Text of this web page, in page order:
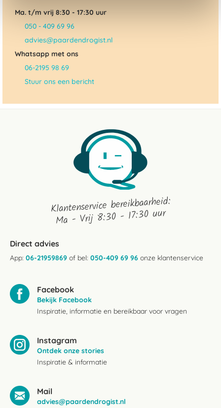
Ma. t/m vrij 8:30 - 17:30 uur
050 - 409 69 96
advies@paardendrogist.nl
Whatsapp met ons
06-2195 98 69
Stuur ons een bericht
Klantenservice bereikbaarheid:
Ma - Vrij 8:30 - 17:30 uur
Direct advies
App: 06-21959869 of bel: 050-409 69 96 onze klantenservice
Facebook
Bekijk Facebook
Inspiratie, informatie en bereikbaar voor vragen
Instagram
Ontdek onze stories
Inspiratie & informatie
Mail
advies@paardendrogist.nl